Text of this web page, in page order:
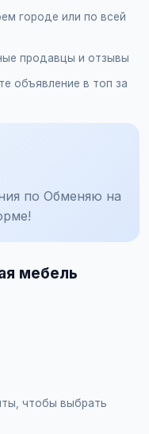
городе или по всей
продавцы и отзывы
объявление в топ за
по Обменяю на
мебель
чтобы выбрать